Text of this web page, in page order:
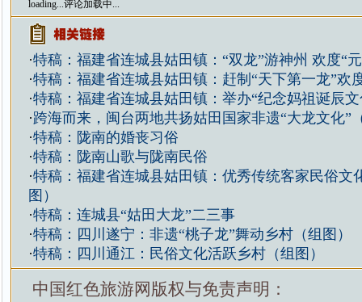
loading...评论加载中...
·特稿：福建省连城县姑田镇：“双龙”游神州 欢度“
·特稿：福建省连城县姑田镇：赶制“天下第一龙”欢
·特稿：福建省连城县姑田镇：举办“纪念妈祖诞辰
·跨海而来，闽台两地共扬姑田国家非遗“大龙文化”
·特稿：陇南的婚丧习俗
·特稿：陇南山歌与陇南民俗
·特稿：福建省连城县姑田镇：优秀传统客家民俗文
图）
·特稿：连城县“姑田大龙”二三事
·特稿：四川遂宁：非遗“桃子龙”舞动乡村（组图）
·特稿：四川通江：民俗文化活跃乡村（组图）
中国红色旅游网版权与免责声明：